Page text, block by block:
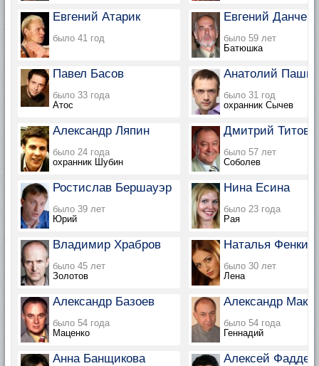
Евгений Атарик
было 41 год
Евгений
было 59 лет
Батюшка
Павел Басов
было 33 года
Атос
Анатолий
было 31 год
охранник Сычев
Александр Ляпин
было 24 года
охранник Шубин
Дмитрий Титов
было 57 лет
Соболев
Ростислав Бершауэр
было 39 лет
Юрий
Нина Есина
было 23 года
Рая
Владимир Храбров
было 45 лет
Золотов
Наталья
было 30 лет
Лена
Александр Базоев
было 54 года
Маценко
Александр
было 54 года
Геннадий
Анна Банщикова Алексей